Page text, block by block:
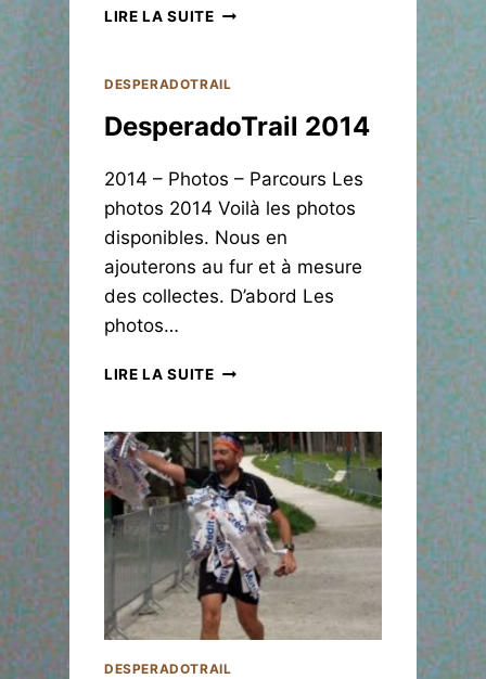
0
LIRE LA SUITED
P
R
D
T
R
A
L
1
DESPERADOTRAIL
DesperadoTrail 2014
2014 – Photos – Parcours Les
photos 2014 Voilà les photos
disponibles. Nous en
ajouterons au fur et à mesure
des collectes. D’abord Les
photos…
LIRE LA SUITED
P
E
R
A
D
O
T
R
A
I
L
DESPERADOTRAIL